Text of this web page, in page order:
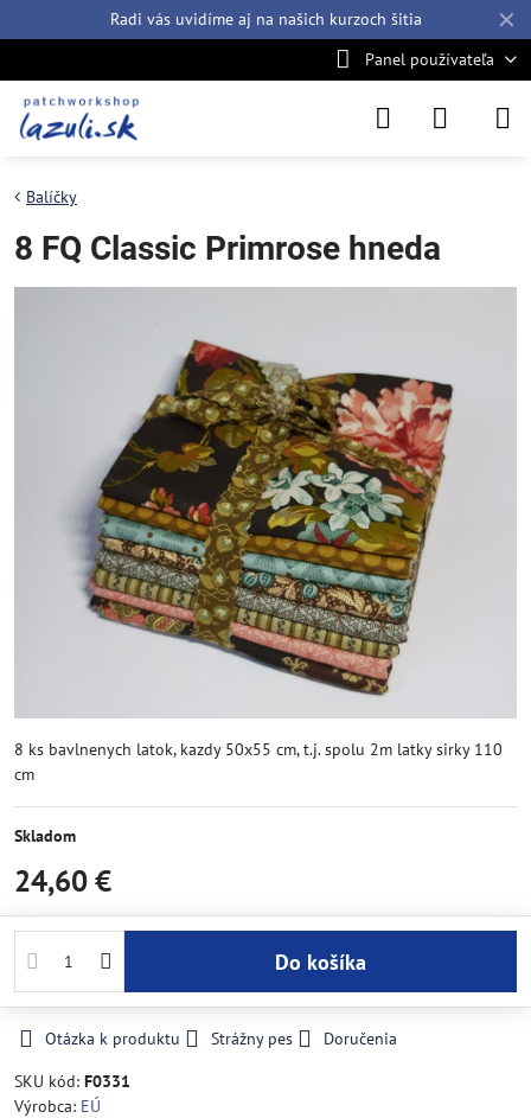
✕
Radi vás uvidíme aj na našich kurzoch šitia
Panel používateľa
Balíčky
8 FQ Classic Primrose hneda
8 ks bavlnenych latok, kazdy 50x55 cm, t.j. spolu 2m latky sirky 110
cm
Skladom
24,60 €
Do košíka
Otázka k produktu Strážny pes
Doručenia
SKU kód: F0331
Výrobca: EÚ